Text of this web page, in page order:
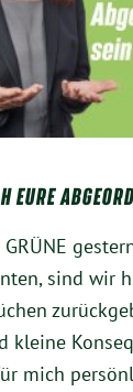
EURE
sind wir
kleine
mich